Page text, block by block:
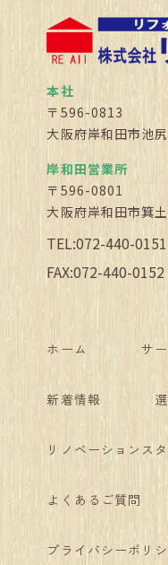
本社
〒596-0813
大阪府岸和田市池
岸和田営業所
〒596-0801
大阪府岸和田市箕
TEL:072-440-0151
FAX:072-440-0152
ホーム サ
新着情報
リノベーションス
よくあるご質問
プライバシーポリ